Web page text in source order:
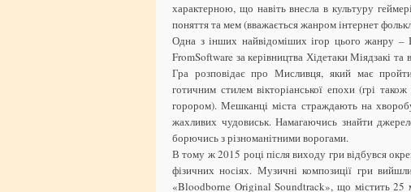
характерною, що навіть внесла в культуру
поняття та мем (вважається жанром інтернет
Одна з інших найвідоміших ігор цього жанру
FromSoftware за керівництва Хідетаки Міядзакі
Гра розповідає про Мисливця, який має
готичним стилем вікторіанської епохи (грі
горором). Мешканці міста страждають на
жахливих чудовиськ. Намагаючись знайти
борючись з різноманітними ворогами.
В тому ж 2015 році після виходу гри відбувся
фізичних носіях. Музичні композиції гри
«Bloodborne Original Soundtrack», що містить 25